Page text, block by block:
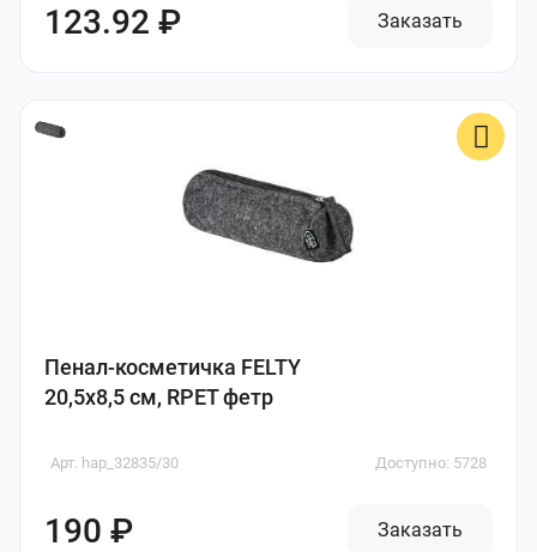
123.92 ₽ Заказать
Пенал-косметичка FELTY
20,5х8,5 см, RPET фетр
Арт. hap_32835/30 Доступно: 5728
190 ₽ Заказать